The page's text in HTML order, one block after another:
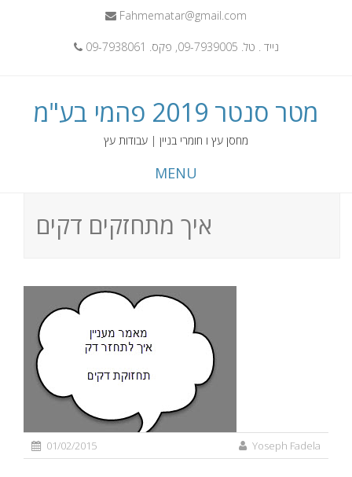
Fahmematar@gmail.com
נייד . טל. 09-7939005, פקס. 09-7938061
מטר סנטר 2019 פהמי בע"מ
מחסן עץ ו חומרי בניין | עבודות עץ
MENU
Skip
איך מתחזקים דקים
01/02/2015 Yoseph Fadela